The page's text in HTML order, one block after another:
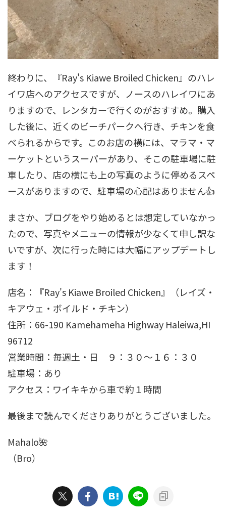
終わりに、『Ray's Kiawe Broiled Chicken』のハレ
イワ店へのアクセスですが、ノースのハレイワにあ
りますので、レンタカーで行くのがおすすめ。購入
した後に、近くのビーチパークへ行き、チキンを食
べられるからです。このお店の横には、マラマ・マ
ーケットというスーパーがあり、そこの駐車場に駐
車したり、店の横にも上の写真のように停めるスペ
ースがありますので、駐車場の心配はありません👍
まさか、ブログをやり始めるとは想定していなかっ
たので、写真やメニューの情報が少なくて申し訳な
いですが、次に行った時には大幅にアップデートし
ます！
店名：『Ray's Kiawe Broiled Chicken』（レイズ・
キアウェ・ボイルド・チキン）
住所：66-190 Kamehameha Highway Haleiwa,HI
96712
営業時間：毎週土・日 ９：３０～１６：３０
駐車場：あり
アクセス：ワイキキから車で約１時間
最後まで読んでくださりありがとうございました。
Mahalo🌺
（Bro）